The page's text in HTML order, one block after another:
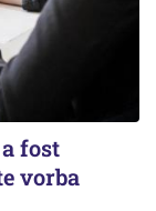
fost
vorba